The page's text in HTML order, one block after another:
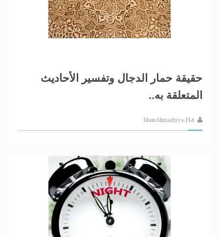
حقيقة حمار الدجال وتفسير الأحاديث
المتعلقة به..
IslamAhmadiyya.Net